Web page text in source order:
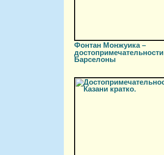
Фонтан Монжуика –
достопримечательности
Барселоны